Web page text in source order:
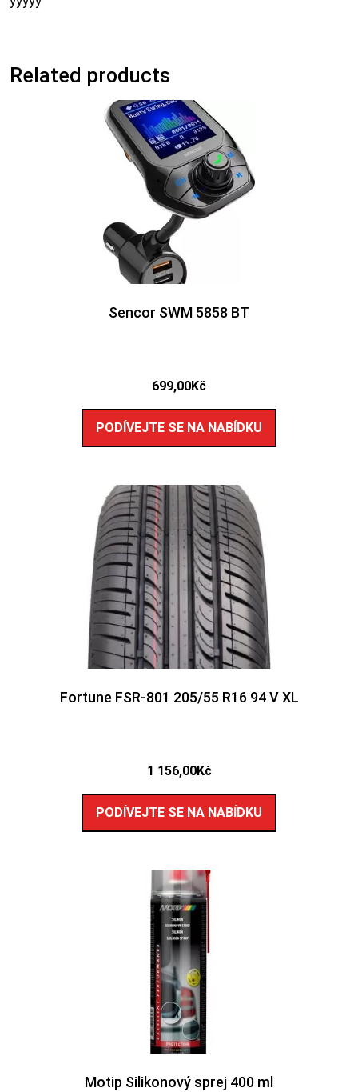
Related products
Sencor SWM 5858 BT
699,00Kč
PODÍVEJTE SE NA NABÍDKU
Fortune FSR-801 205/55 R16 94 V XL
1 156,00Kč
PODÍVEJTE SE NA NABÍDKU
Motip Silikonový sprej 400 ml